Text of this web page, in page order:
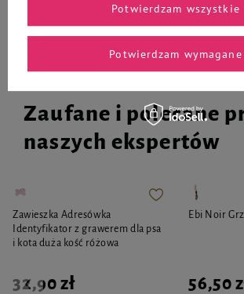
Zaufane i polecane
naszych ekspertów
Zawieszka Adresówka
Identyfikator z grawerem dla psa
i kota duża kość różowa
32,90 zł
Ebi Noir
56,50
Potwierdzam wymagane
Potwierdzam wszystkie